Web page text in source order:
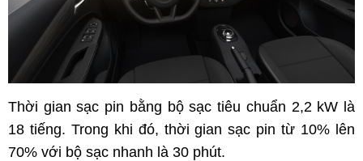
Thời gian sạc pin bằng bộ sạc tiêu chuẩn 2,2 kW là
18 tiếng. Trong khi đó, thời gian sạc pin từ 10% lên
70% với bộ sạc nhanh là 30 phút.